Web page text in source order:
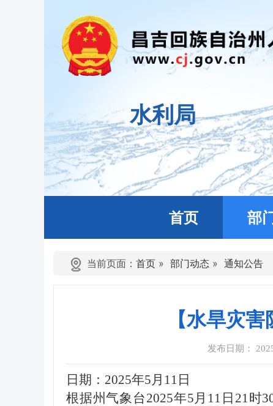
水利局
首页 部
当前页面： 首页 » 部门动态 » 通知公告
【水旱灾
发布日期：
日期：2025年5月11日
根据州气象台2025年5月11日21时